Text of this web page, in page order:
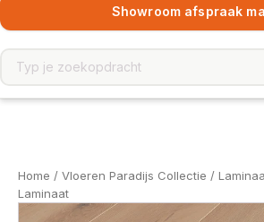
Showroom afspraak
Home / Vloeren Paradijs Collectie /
Laminaat